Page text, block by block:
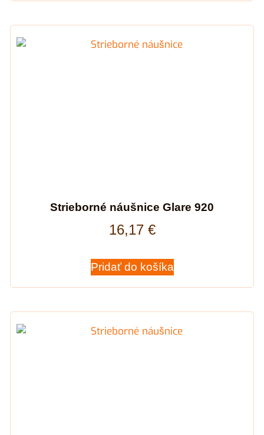
Strieborné náušnice Glare 920
16,17 €
Pridať do košíka